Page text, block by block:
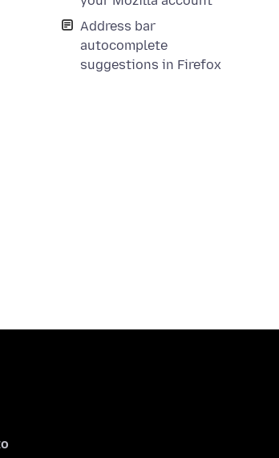
Address bar
autocomplete
suggestions in Firefox